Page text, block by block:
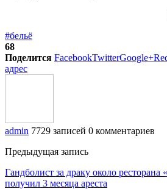
#бельё
68
Поделится FacebookTwitterGoogle+
адрес
admin 7729 записей 0 комментариев
Предыдущая запись
Гандболист за драку около ресторана
получил 3 месяца ареста